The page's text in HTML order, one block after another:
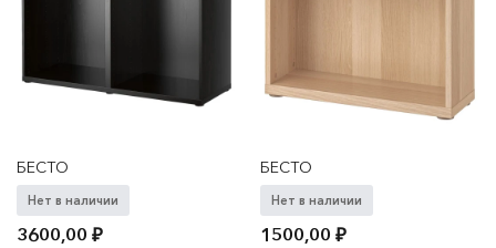
БЕСТО
Нет в наличии
3600,00₽
БЕСТО
Нет в наличии
1500,00₽